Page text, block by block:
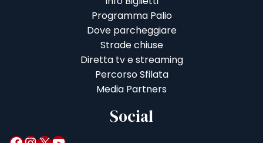
Programma Palio
Dove parcheggiare
Strade chiuse
Diretta tv e streaming
Percorso Sfilata
Media Partners
Social